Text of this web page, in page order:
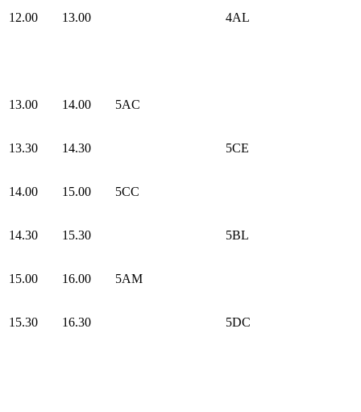
12.00 13.00 4AL
13.00 14.00 5AC
13.30 14.30 5CE
14.00 15.00 5CC
14.30 15.30 5BL
15.00 16.00 5AM
15.30 16.30 5DC